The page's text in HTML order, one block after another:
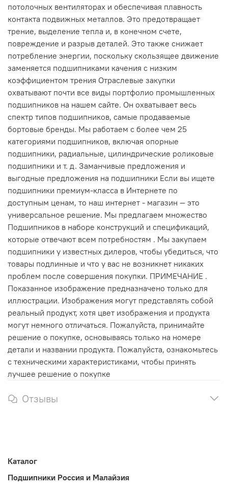
потолочных вентиляторах и обеспечивая плавность
контакта подвижных металлов. Это предотвращает
трение, выделение тепла и, в конечном счете,
повреждение и разрыв деталей. Это также снижает
потребление энергии, поскольку скользящее движение
заменяется подшипниками качения с низким
коэффициентом трения Отраслевые закупки
охватывают почти все виды портфолио промышленных
подшипников на нашем сайте. Он охватывает весь
спектр типов подшипников, самые продаваемые
бортовые бренды. Мы работаем с более чем 25
категориями подшипников, включая опорные
подшипники, радиальные, цилиндрические роликовые
подшипники и т. д. Заманчивые предложения и
выгодные предложения на подшипники Если вы ищете
подшипники премиум-класса в Интернете по
доступным ценам, то наш интернет - магазин — это
универсальное решение. Мы предлагаем множество
Подшипников в наборе конструкций и спецификаций,
которые отвечают всем потребностям . Мы закупаем
подшипники у известных дилеров, чтобы убедиться, что
товары подлинные и что у вас не возникнет никаких
проблем после совершения покупки. ПРИМЕЧАНИЕ .
Показанное изображение предназначено только для
иллюстрации. Изображения могут представлять собой
реальный продукт, хотя цвет изображения и продукта
могут немного отличаться. Пожалуйста, принимайте
решение о покупке, основываясь только на номере
детали и названии продукта. Пожалуйста, ознакомьтесь
с техническими характеристиками, чтобы принять
лучшее решение о покупке
Отзывы
Каталог
Подшипники Россия и Малайзия